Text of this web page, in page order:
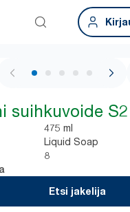
1 / 6
suihkuvoide S2
475 ml
Liquid Soap
8
Etsi jakelija